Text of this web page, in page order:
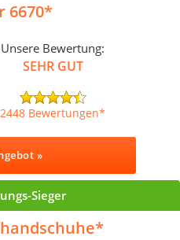
6670
Unsere Bewertung:
SEHR GUT
2448 Bewertungen
»
Sieger